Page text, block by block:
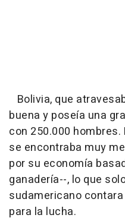
Bolivia, que
buena y poseía una
con 250.000
se encontraba muy
por su economía
ganadería--, lo que
sudamericano
para la lucha.